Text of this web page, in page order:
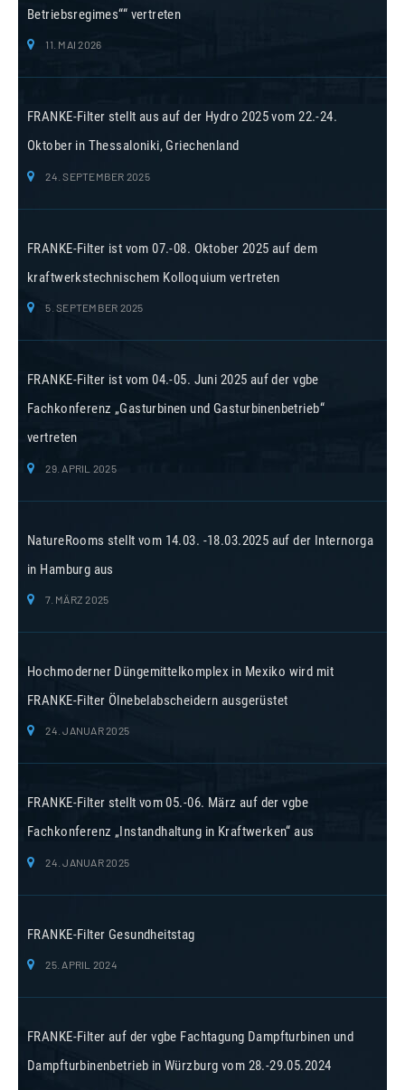
Betriebsregimes““ vertreten
11. MAI 2026
FRANKE-Filter stellt aus auf der Hydro 2025 vom 22.-24.
Oktober in Thessaloniki, Griechenland
24. SEPTEMBER 2025
FRANKE-Filter ist vom 07.-08. Oktober 2025 auf dem
kraftwerkstechnischem Kolloquium vertreten
5. SEPTEMBER 2025
FRANKE-Filter ist vom 04.-05. Juni 2025 auf der vgbe
Fachkonferenz „Gasturbinen und Gasturbinenbetrieb“
vertreten
29. APRIL 2025
NatureRooms stellt vom 14.03. -18.03.2025 auf der Internorga
in Hamburg aus
7. MÄRZ 2025
Hochmoderner Düngemittelkomplex in Mexiko wird mit
FRANKE-Filter Ölnebelabscheidern ausgerüstet
24. JANUAR 2025
FRANKE-Filter stellt vom 05.-06. März auf der vgbe
Fachkonferenz „Instandhaltung in Kraftwerken“ aus
24. JANUAR 2025
FRANKE-Filter Gesundheitstag
25. APRIL 2024
FRANKE-Filter auf der vgbe Fachtagung Dampfturbinen und
Dampfturbinenbetrieb in Würzburg vom 28.-29.05.2024